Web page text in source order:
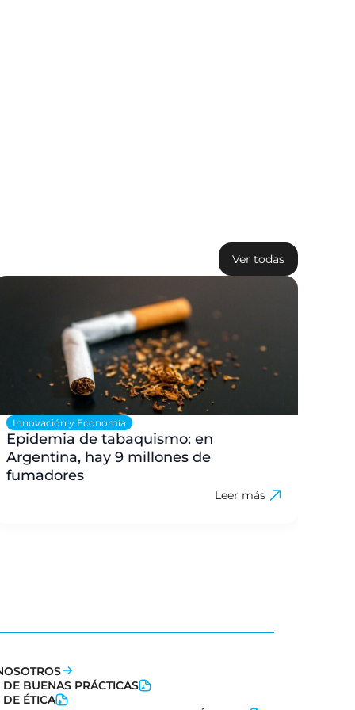
Ver todas
Innovación y Economía
Epidemia de tabaquismo: en
Argentina, hay 9 millones de
fumadores
Leer más
BUENAS PRÁCTICAS
ÉTICA